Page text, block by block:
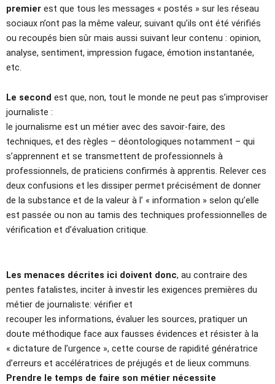
premier est que tous les messages « postés » sur les réseau
sociaux n’ont pas la même valeur, suivant qu’ils ont été vérifiés
ou recoupés bien sûr mais aussi suivant leur contenu : opinion,
analyse, sentiment, impression fugace, émotion instantanée,
etc.
Le second est que, non, tout le monde ne peut pas s’improviser
journaliste :
le journalisme est un métier avec des savoir-faire, des
techniques, et des règles – déontologiques notamment – qui
s’apprennent et se transmettent de professionnels à
professionnels, de praticiens confirmés à apprentis. Relever ces
deux confusions et les dissiper permet précisément de donner
de la substance et de la valeur à l’ « information » selon qu’elle
est passée ou non au tamis des techniques professionnelles de
vérification et d’évaluation critique.
Les menaces décrites ici doivent donc, au contraire des
pentes fatalistes, inciter à investir les exigences premières du
métier de journaliste: vérifier et
recouper les informations, évaluer les sources, pratiquer un
doute méthodique face aux fausses évidences et résister à la
« dictature de l’urgence », cette course de rapidité génératrice
d’erreurs et accélératrices de préjugés et de lieux communs.
Prendre le temps de faire son métier nécessite